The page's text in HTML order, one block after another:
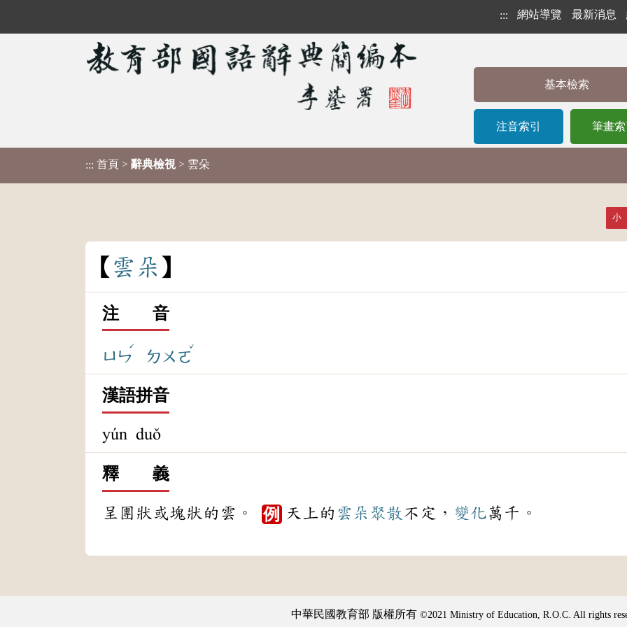
::: 網站導覽 最新消息
基本檢索
注音索引 筆畫索
::: 首頁 > 辭典檢視 > 雲朵
小
雲 朵
注 音
ㄩㄣ
ˊ
ㄉㄨㄛ
ˇ
漢語拼音
yún duǒ
釋 義
呈團狀或塊狀的雲。 例 天上的 雲朵 聚散 不定， 變化萬千。
中華民國教育部 版權所有 ©2021 Ministry of Education, R.O.C. All rights